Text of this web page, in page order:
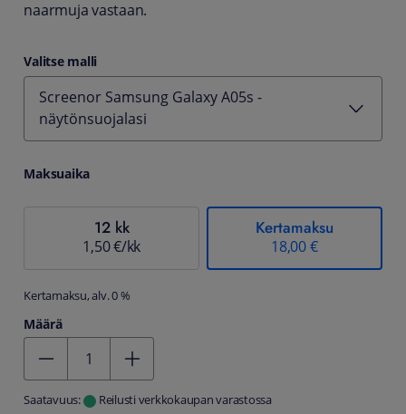
naarmuja vastaan.
Valitse malli
Screenor Samsung Galaxy A05s -
näytönsuojalasi
Maksuaika
12 kk
1,50 €/kk
Kertamaksu
18,00 €
Kertamaksu, alv. 0 %
Määrä
Saatavuus: Reilusti verkkokaupan varastossa